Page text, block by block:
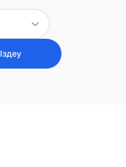
Іздеу